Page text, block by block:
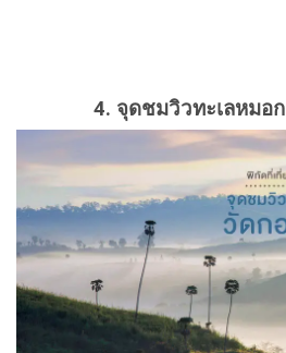
4. จุดชมวิวทะเลหมอก